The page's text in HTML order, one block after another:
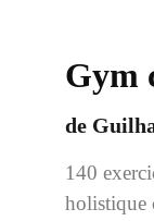
Gym
de
140
holistique